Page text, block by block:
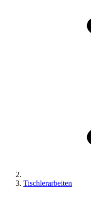
Tischlerarbeiten